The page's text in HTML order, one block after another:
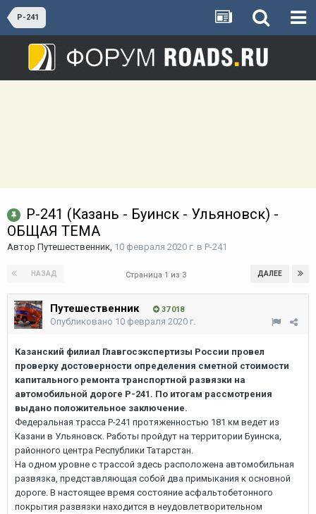
Р-241
Р-241 (Казань - Буинск - Ульяновск) -
ОБЩАЯ ТЕМА
Автор Путешественник, 10 февраля 2020 г. в Р-241
НАЗАД ДАЛЕЕ
Страница 1 из 3
Путешественник 37 018
Опубликовано 10 февраля 2020 г.
Казанский филиал Главгосэкспертизы России провел
проверку достоверности определения сметной стоимости
капитального ремонта транспортной развязки на
автомобильной дороге Р-241. По итогам рассмотрения
выдано положительное заключение.
Федеральная трасса Р-241 протяженностью 181 км ведет из
Казани в Ульяновск. Работы пройдут на территории Буинска,
районного центра Республики Татарстан.
На одном уровне с трассой здесь расположена автомобильная
развязка, представляющая собой два примыкания к основной
дороге. В настоящее время состояние асфальтобетонного
покрытия развязки находится в неудовлетворительном